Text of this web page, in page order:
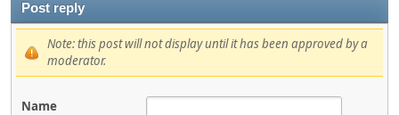
Post reply
Note: this post will not display until it has been approved by a
moderator.
Name